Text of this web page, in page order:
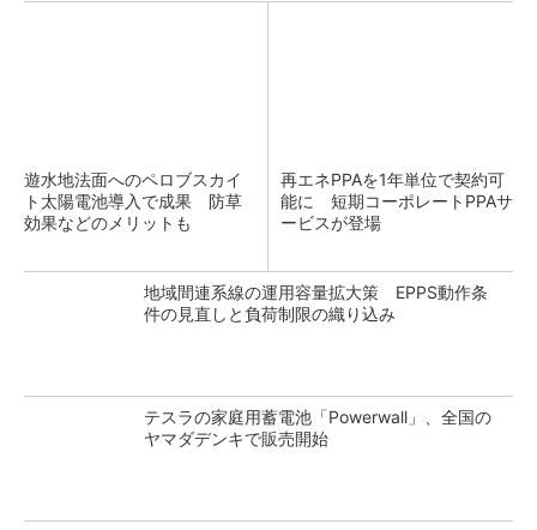
遊水地法面へのペロブスカイ
ト太陽電池導入で成果 防草
効果などのメリットも
再エネPPAを1年単位で契約可
能に 短期コーポレートPPAサ
ービスが登場
地域間連系線の運用容量拡大策 EPPS動作条
件の見直しと負荷制限の織り込み
テスラの家庭用蓄電池「Powerwall」、全国の
ヤマダデンキで販売開始